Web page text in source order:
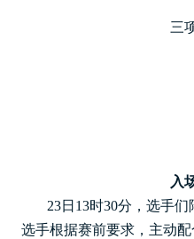
三
入
23日13时30分，选手
选手根据赛前要求，主动